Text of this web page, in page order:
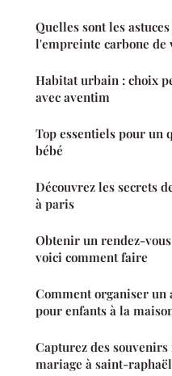
Quelles sont les
l'empreinte carbone de
Habitat urbain : choix
avec aventim
Top essentiels pour un
bébé
Découvrez les secrets
à paris
Obtenir un rendez-
voici comment faire
Comment organiser
pour enfants à la
Capturez des
mariage à saint-